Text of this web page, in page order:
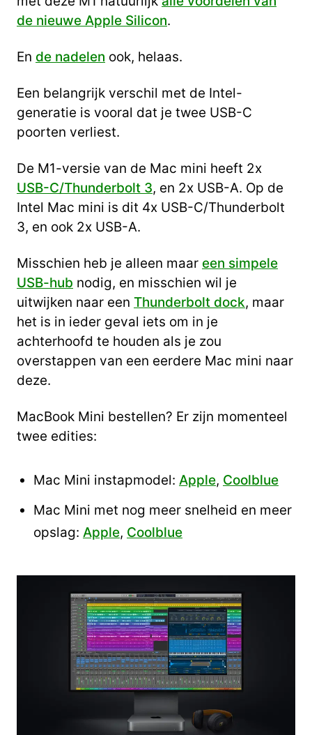
de nieuwe Apple Silicon.
En de nadelen ook, helaas.
Een belangrijk verschil met de Intel-
generatie is vooral dat je twee USB-C
poorten verliest.
De M1-versie van de Mac mini heeft 2x
USB-C/Thunderbolt 3, en 2x USB-A. Op de
Intel Mac mini is dit 4x USB-C/Thunderbolt
3, en ook 2x USB-A.
Misschien heb je alleen maar een simpele
USB-hub nodig, en misschien wil je
uitwijken naar een Thunderbolt dock, maar
het is in ieder geval iets om in je
achterhoofd te houden als je zou
overstappen van een eerdere Mac mini naar
deze.
MacBook Mini bestellen? Er zijn momenteel
twee edities:
Mac Mini instapmodel: Apple, Coolblue
Mac Mini met nog meer snelheid en meer
opslag: Apple, Coolblue